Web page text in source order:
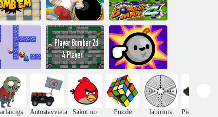
Bumba Bumbvedējs
Super
Bomberman 4
bumbas
labirints
Spēlētāja
bumbvedējs 2d
4 spēlētājs
Pieskarieties
krāna
uzplaukums
Autostāvvieta
Sākot no
Puzzle labirints Piedzīvojumi